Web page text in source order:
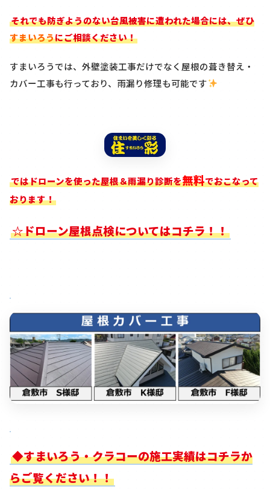
それでも防ぎようのない台風被害に遭われた場合には、ぜひ
すまいろうにご相談ください！
すまいろうでは、外壁塗装工事だけでなく屋根の葺き替え・
カバー工事も行っており、雨漏り修理も可能です
ではドローンを使った屋根＆雨漏り診断を無料でおこなって
おります！
☆ドローン屋根点検についてはコチラ！！
◆すまいろう・クラコーの施工実績はコチラか
らご覧ください！！